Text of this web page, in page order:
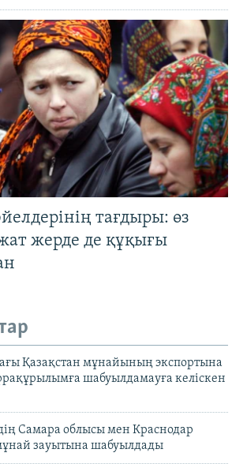
тағдыры: өз
жерде де құқығы
Қазақстан мұнайының экспортына
шабуылдамауға келіскен
Самара облысы мен Краснодар
зауытына шабуылдады